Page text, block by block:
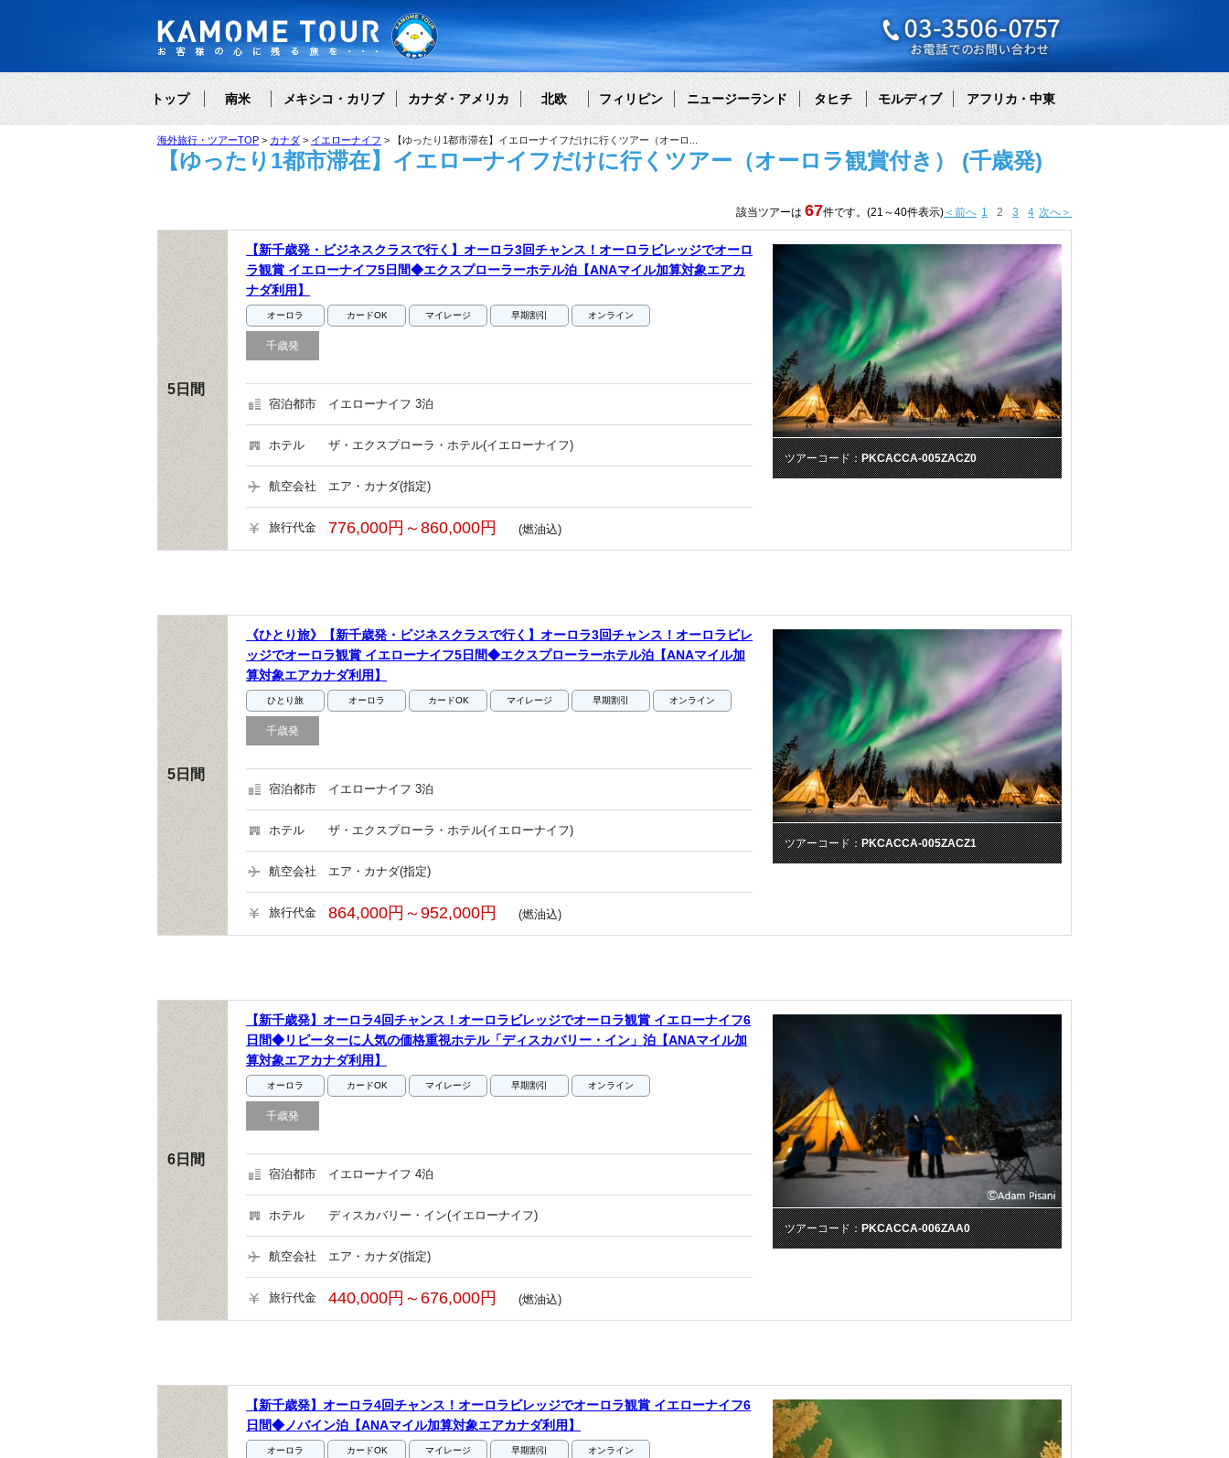
トップ 南米 メキシコ・カリブ カナダ・アメリカ 北欧 フィリピン ニュージーランド タヒチ モルディブ アフリカ・中東
海外旅行・ツアーTOP カナダ イエローナイフ 【ゆったり1都市滞在】イエローナイフだけに行くツアー（オーロ...
【ゆったり1都市滞在】イエローナイフだけに行くツアー（オーロラ観賞付き） (千歳発)
該当ツアーは 67件です。(21～40件表示) ＜前へ 1 2 3 4 次へ＞
5日間
【新千歳発・ビジネスクラスで行く】オーロラ3回チャンス！オーロラビレッジでオーロ
ラ観賞 イエローナイフ5日間◆エクスプローラーホテル泊【ANAマイル加算対象エアカ
ナダ利用】
オーロラ カードOK マイレージ 早期割引 オンライン
千歳発
宿泊都市 イエローナイフ 3泊
ホテル ザ・エクスプローラ・ホテル(イエローナイフ)
航空会社 エア・カナダ(指定)
旅行代金 776,000円～860,000円 (燃油込)
ツアーコード：PKCACCA-005ZACZ0
5日間
《ひとり旅》【新千歳発・ビジネスクラスで行く】オーロラ3回チャンス！オーロラビレ
ッジでオーロラ観賞 イエローナイフ5日間◆エクスプローラーホテル泊【ANAマイル加
算対象エアカナダ利用】
ひとり旅 オーロラ カードOK マイレージ 早期割引 オンライン
千歳発
宿泊都市 イエローナイフ 3泊
ホテル ザ・エクスプローラ・ホテル(イエローナイフ)
航空会社 エア・カナダ(指定)
旅行代金 864,000円～952,000円 (燃油込)
ツアーコード：PKCACCA-005ZACZ1
6日間
【新千歳発】オーロラ4回チャンス！オーロラビレッジでオーロラ観賞 イエローナイフ6
日間◆リピーターに人気の価格重視ホテル「ディスカバリー・イン」泊【ANAマイル加
算対象エアカナダ利用】
オーロラ カードOK マイレージ 早期割引 オンライン
千歳発
宿泊都市 イエローナイフ 4泊
ホテル ディスカバリー・イン(イエローナイフ)
航空会社 エア・カナダ(指定)
旅行代金 440,000円～676,000円 (燃油込)
ツアーコード：PKCACCA-006ZAA0
【新千歳発】オーロラ4回チャンス！オーロラビレッジでオーロラ観賞 イエローナイフ6
日間◆ノバイン泊【ANAマイル加算対象エアカナダ利用】
オーロラ カードOK マイレージ 早期割引 オンライン